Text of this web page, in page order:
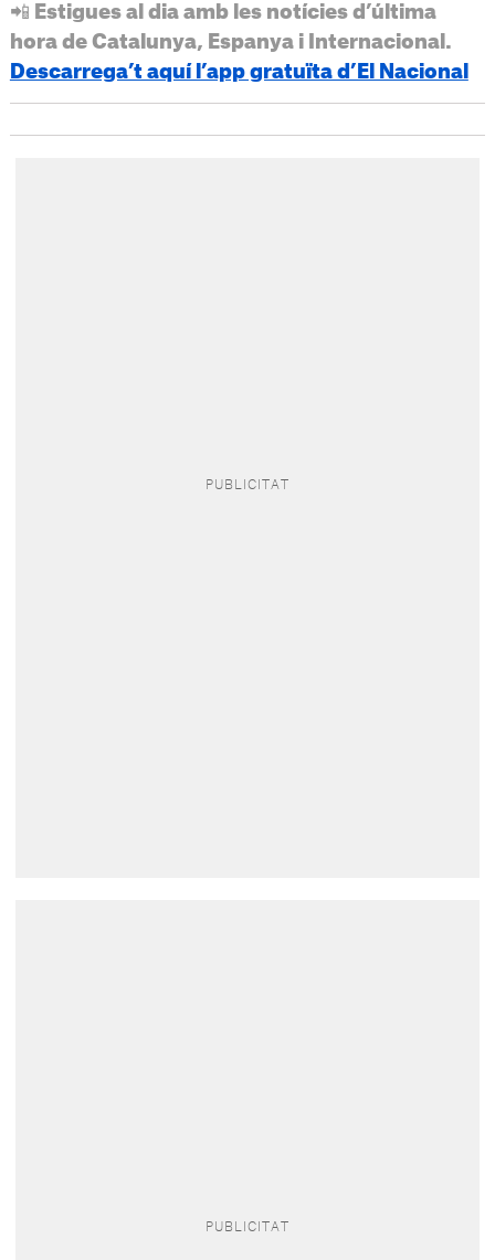
📲 Estigues al dia amb les notícies d’última
hora de Catalunya, Espanya i Internacional.
Descarrega’t aquí l’app gratuïta d’El Nacional